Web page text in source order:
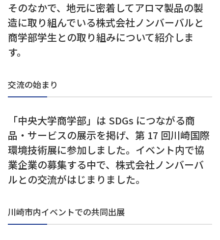
そのなかで、地元に密着してアロマ製品の製
造に取り組んでいる株式会社ノンバーバルと
商学部学生との取り組みについて紹介しま
す。
交流の始まり
「中央⼤学商学部」は SDGs につながる商
品・サービスの展⽰を掲げ、第 17 回川崎国際
環境技術展に参加しました。イベント内で協
業企業の募集する中で、株式会社ノンバーバ
ルとの交流がはじまりました。
川崎市内イベントでの共同出展